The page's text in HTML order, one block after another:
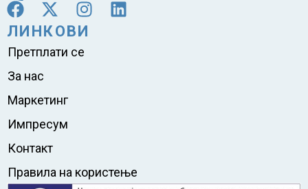
ЛИНКОВИ
Претплати се
За нас
Маркетинг
Импресум
Контакт
Правила на користење